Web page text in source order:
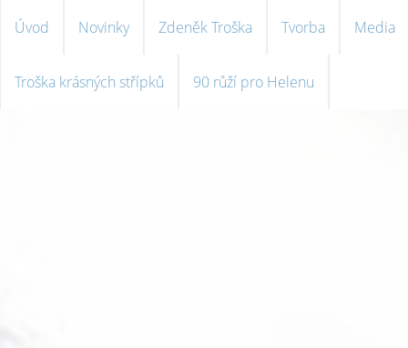
Úvod Novinky Zdeněk Troška Tvorba Media
Troška krásných střípků 90 růží pro Helenu